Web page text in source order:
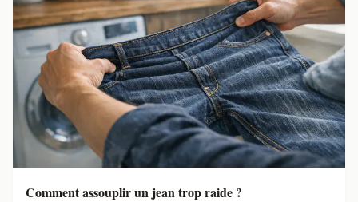
Comment assouplir un jean trop raide ?